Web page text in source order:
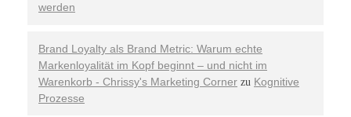
werden
Brand Loyalty als Brand Metric: Warum echte
Markenloyalität im Kopf beginnt – und nicht im
Warenkorb - Chrissy's Marketing Corner zu Kognitive
Prozesse